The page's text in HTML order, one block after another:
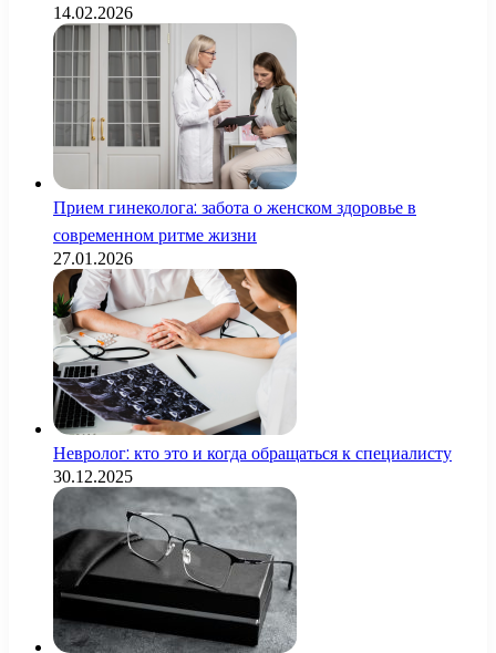
14.02.2026
Прием гинеколога: забота о женском здоровье в
современном ритме жизни
27.01.2026
Невролог: кто это и когда обращаться к специалисту
30.12.2025